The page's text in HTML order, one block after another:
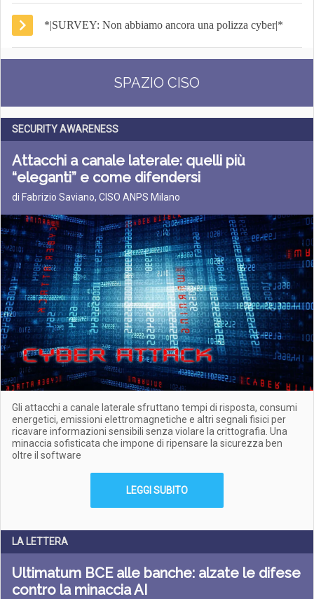
*|SURVEY: Non abbiamo ancora una polizza cyber|*
SPAZIO CISO
SECURITY AWARENESS
Attacchi a canale laterale: quelli più
“eleganti” e come difendersi
di Fabrizio Saviano, CISO ANPS Milano
Gli attacchi a canale laterale sfruttano tempi di risposta, consumi
energetici, emissioni elettromagnetiche e altri segnali fisici per
ricavare informazioni sensibili senza violare la crittografia. Una
minaccia sofisticata che impone di ripensare la sicurezza ben
oltre il software
LEGGI SUBITO
LA LETTERA
Ultimatum BCE alle banche: alzate le difese
contro la minaccia AI